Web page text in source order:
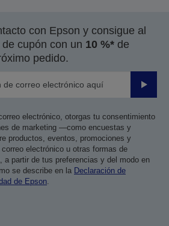
con Epson y consigue al
cupón con un 10 %* de
pedido.
Enviar
electrónico, otorgas tu consentimiento
de marketing —como encuestas y
productos, eventos, promociones y
electrónico u otras formas de
a partir de tus preferencias y del modo en
se describe en la Declaración de
de Epson